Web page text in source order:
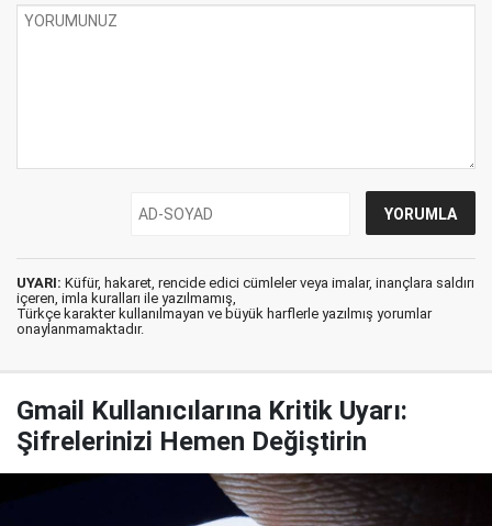
UYARI: Küfür, hakaret, rencide edici cümleler veya imalar, inançlara saldırı
içeren, imla kuralları ile yazılmamış,
Türkçe karakter kullanılmayan ve büyük harflerle yazılmış yorumlar
onaylanmamaktadır.
Gmail Kullanıcılarına Kritik Uyarı:
Şifrelerinizi Hemen Değiştirin